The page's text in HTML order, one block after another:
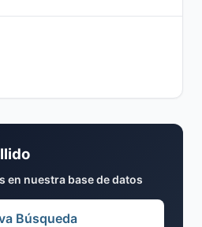
en nuestra base de datos
Búsqueda